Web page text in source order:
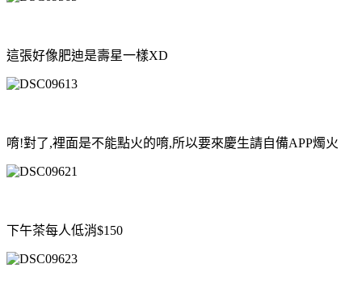
這張好像肥迪是壽星一樣XD
唷!對了,裡面是不能點火的唷,所以要來慶生請自備APP燭火
下午茶每人低消$150